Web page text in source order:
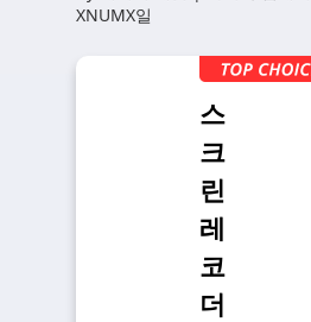
XNUMX일
스
크
린
레
코
더